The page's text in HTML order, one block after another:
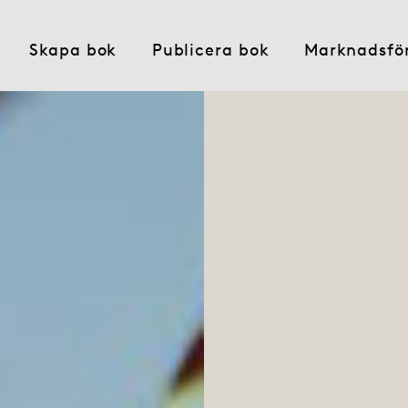
Skapa bok Publicera bok